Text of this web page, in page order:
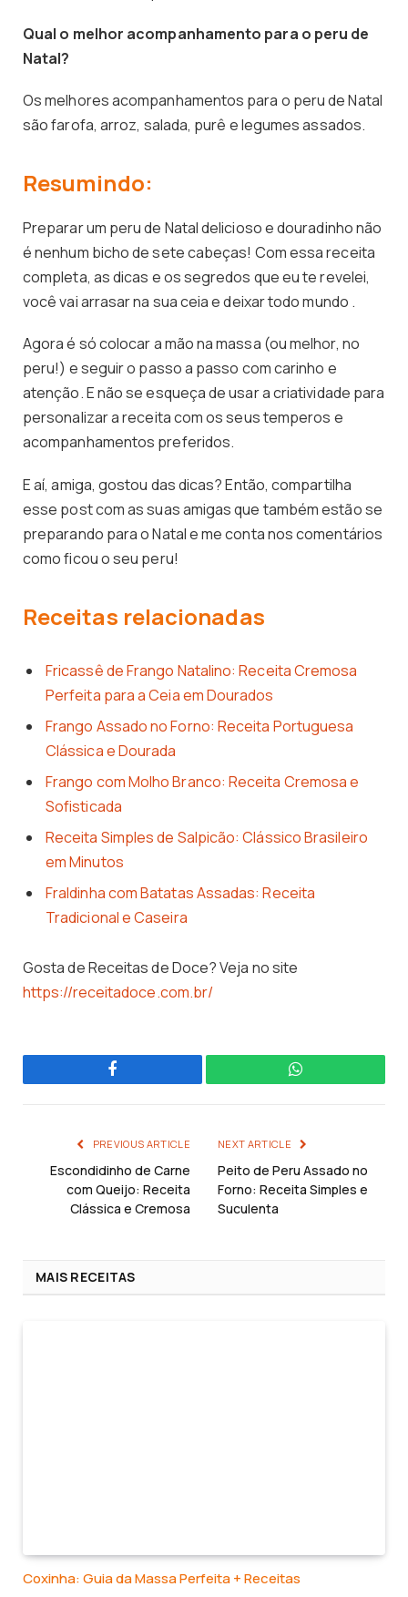
Qual o melhor acompanhamento para o peru de
Natal?
Os melhores acompanhamentos para o peru de Natal
são farofa, arroz, salada, purê e legumes assados.
Resumindo:
Preparar um peru de Natal delicioso e douradinho não
é nenhum bicho de sete cabeças! Com essa receita
completa, as dicas e os segredos que eu te revelei,
você vai arrasar na sua ceia e deixar todo mundo .
Agora é só colocar a mão na massa (ou melhor, no
peru!) e seguir o passo a passo com carinho e
atenção. E não se esqueça de usar a criatividade para
personalizar a receita com os seus temperos e
acompanhamentos preferidos.
E aí, amiga, gostou das dicas? Então, compartilha
esse post com as suas amigas que também estão se
preparando para o Natal e me conta nos comentários
como ficou o seu peru!
Receitas relacionadas
Fricassê de Frango Natalino: Receita Cremosa
Perfeita para a Ceia em Dourados
Frango Assado no Forno: Receita Portuguesa
Clássica e Dourada
Frango com Molho Branco: Receita Cremosa e
Sofisticada
Receita Simples de Salpicão: Clássico Brasileiro
em Minutos
Fraldinha com Batatas Assadas: Receita
Tradicional e Caseira
Gosta de Receitas de Doce? Veja no site
https://receitadoce.com.br/
Facebook WhatsApp
PREVIOUS ARTICLE
Escondidinho de Carne
com Queijo: Receita
Clássica e Cremosa
NEXT ARTICLE
Peito de Peru Assado no
Forno: Receita Simples e
Suculenta
MAIS RECEITAS
Coxinha: Guia da Massa Perfeita + Receitas